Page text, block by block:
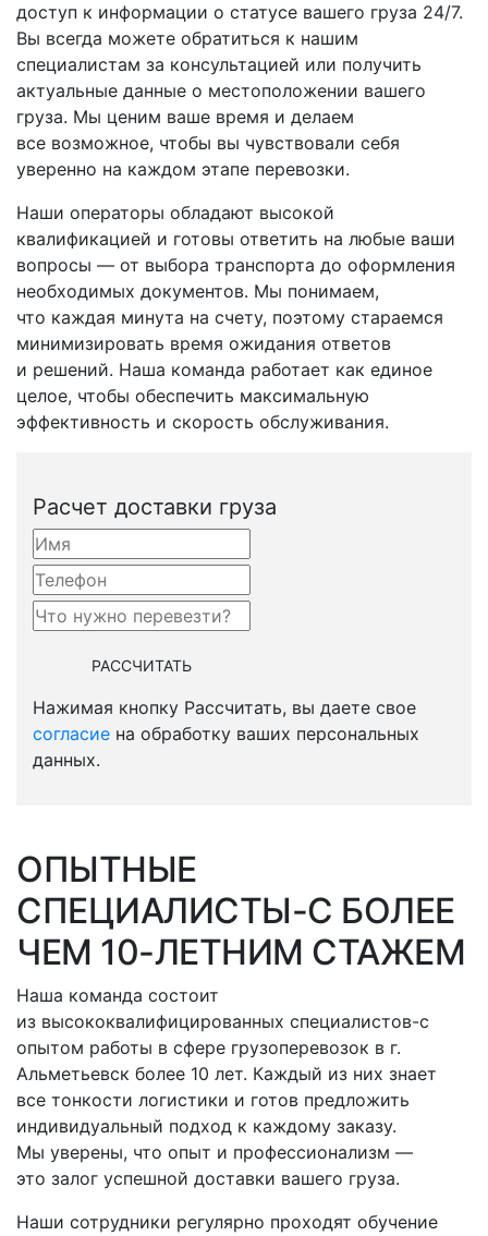
доступ к информации о статусе вашего груза 24/7.
Вы всегда можете обратиться к нашим
специалистам за консультацией или получить
актуальные данные о местоположении вашего
груза. Мы ценим ваше время и делаем
все возможное, чтобы вы чувствовали себя
уверенно на каждом этапе перевозки.
Наши операторы обладают высокой
квалификацией и готовы ответить на любые ваши
вопросы — от выбора транспорта до оформления
необходимых документов. Мы понимаем,
что каждая минута на счету, поэтому стараемся
минимизировать время ожидания ответов
и решений. Наша команда работает как единое
целое, чтобы обеспечить максимальную
эффективность и скорость обслуживания.
Расчет доставки груза
Нажимая кнопку Рассчитать, вы даете свое
согласие на обработку ваших персональных
данных.
ОПЫТНЫЕ
СПЕЦИАЛИСТЫ-С БОЛЕЕ
ЧЕМ 10-ЛЕТНИМ СТАЖЕМ
Наша команда состоит
из высококвалифицированных специалистов-с
опытом работы в сфере грузоперевозок в г.
Альметьевск более 10 лет. Каждый из них знает
все тонкости логистики и готов предложить
индивидуальный подход к каждому заказу.
Мы уверены, что опыт и профессионализм —
это залог успешной доставки вашего груза.
Наши сотрудники регулярно проходят обучение